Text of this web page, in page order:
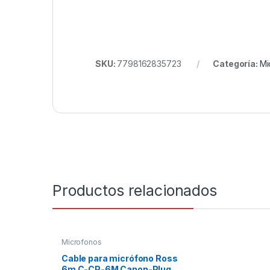
SKU: 7798162835723 Categoría:
Productos relacionados
Microfonos
Cable para micrófono Ross